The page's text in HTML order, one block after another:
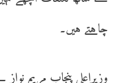
چاہتے ہیں۔